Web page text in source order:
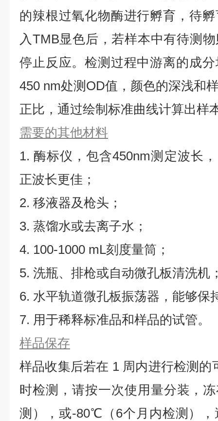
的辣根过氧化物酶进行孵育，待
入TMB显色后，若样本中有待测
停止反应。检测过程中游离的成
450 nm处测OD值，颜色的深浅和
正比，通过绘制标准曲线计算出样
需要的其他材料
1. 酶标仪，包含450nm测定波长
正波长更佳；
2. 移液器及枪头；
3. 蒸馏水或去离子水；
4. 100-1000 mL刻度量筒；
5. 洗瓶、排枪或自动微孔板清洗机
6. 水平轨道微孔板振荡器，能够保
7. 用于稀释标准品和样品的试管。
样品保存
样品收集后若在 1 周内进行检测
时检测，请按一次使用量分装，
测），或-80℃（6个月内检测）